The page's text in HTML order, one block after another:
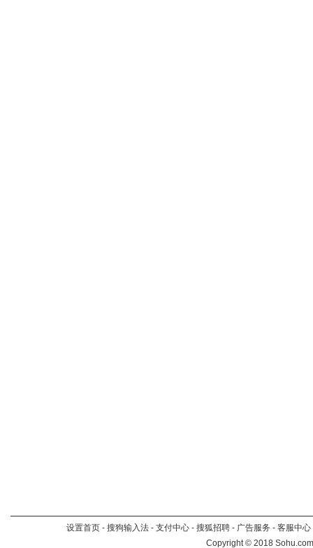
设置首页 - 搜狗输入法 - 支付中心 - 搜狐招聘 - 广告服务 - 客服中心
Copyright©2018